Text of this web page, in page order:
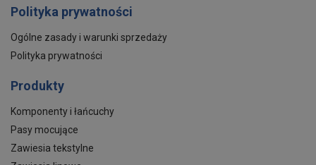
Polityka prywatności
Ogólne zasady i warunki sprzedaży
Polityka prywatności
Produkty
Komponenty i łańcuchy
Pasy mocujące
Zawiesia tekstylne